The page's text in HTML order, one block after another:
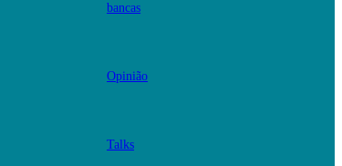
bancas
Opinião
Talks